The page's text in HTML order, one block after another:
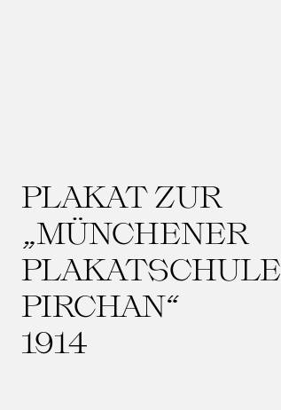
PLAKAT ZUR
„MÜNCHENER
PLAKATSCHULE
PIRCHAN“
1914